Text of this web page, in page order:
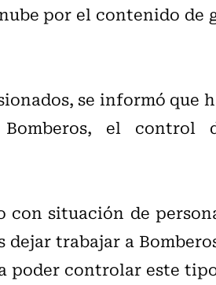
por el contenido de
se informó que
Bomberos, el control
con situación de
trabajar a
poder controlar este